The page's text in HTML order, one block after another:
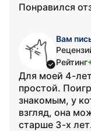
Понравился
Вам
Рейтинг
Для моей 4-
простой.
знакомым, у
взгляд, она
старше 3-х